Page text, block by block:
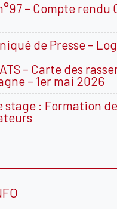
– Compte rendu
de Presse –
– Carte des
– 1er mai 2026
stage : Formation